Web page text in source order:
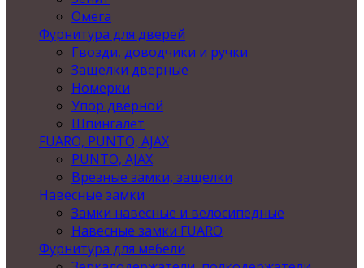
Омега
Фурнитура для дверей
Гвозди, доводчики и ручки
Защелки дверные
Номерки
Упор дверной
Шпингалет
FUARO, PUNTO, AJAX
PUNTO, AJAX
Врезные замки, защелки
Навесные замки
Замки навесные и велосипедные
Навесные замки FUARO
Фурнитура для мебели